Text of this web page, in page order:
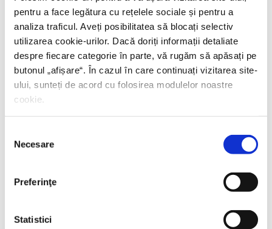
pentru a face legătura cu rețelele sociale și pentru a
analiza traficul. Aveți posibilitatea să blocați selectiv
utilizarea cookie-urilor. Dacă doriți informații detaliate
despre fiecare categorie în parte, vă rugăm să apăsați pe
butonul „ afișare“. În cazul în care continuați vizitarea site-
ului, sunteți de acord cu folosirea modulelor noastre
cookie.
consimțământului
Necesare
Preferinţe
Statistici